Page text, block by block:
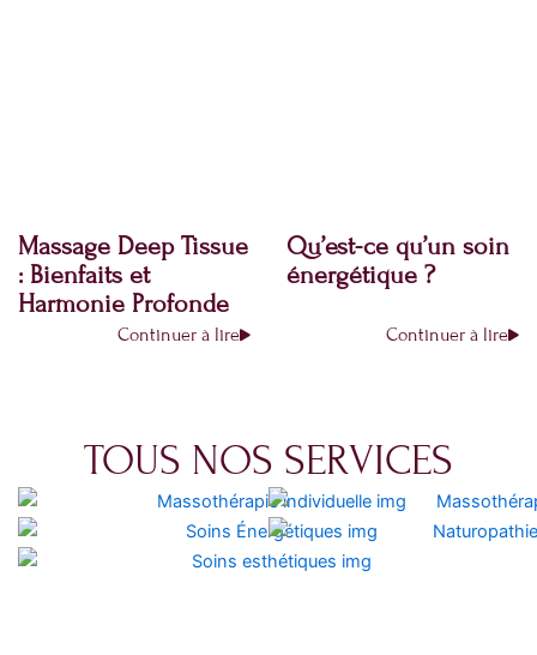
Massage Deep Tissue
: Bienfaits et
Harmonie Profonde
Continuer à lire
Qu’est-ce qu’un soin
énergétique ?
Continuer à lire
TOUS NOS SERVICES